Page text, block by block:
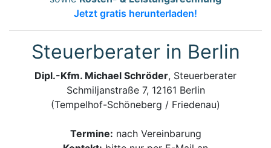
Jetzt gratis herunterladen!
Steuerberater in Berlin
Dipl.-Kfm. Michael Schröder, Steuerberater
Schmiljanstraße 7, 12161 Berlin
(Tempelhof-Schöneberg / Friedenau)
Termine: nach Vereinbarung